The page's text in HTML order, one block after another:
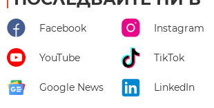
Facebook Instagram
YouTube TikTok
Google News LinkedIn